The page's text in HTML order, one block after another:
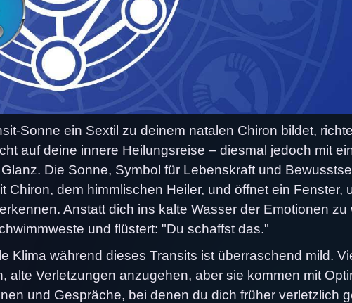
Sonne ein Sextil zu deinem natalen Chiron bildet,
auf deine innere Heilungsreise – diesmal jedoch mit
Die Sonne, Symbol für Lebenskraft und
Chiron, dem himmlischen Heiler, und öffnet ein Fenster,
Anstatt dich ins kalte Wasser der Emotionen zu
und flüstert: "Du schaffst das."
Klima während dieses Transits ist überraschend mild.
alte Verletzungen anzugehen, aber sie kommen mit
und Gespräche, bei denen du dich früher verletzlich